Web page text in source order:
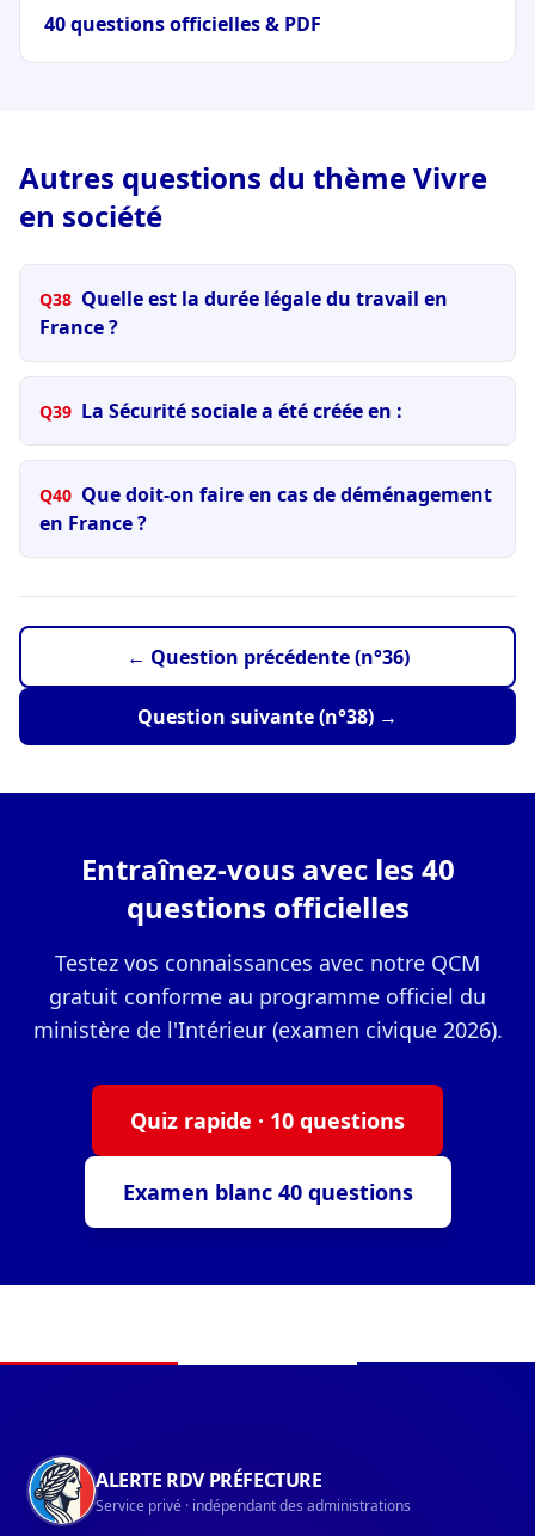
40 questions officielles & PDF
Autres questions du thème Vivre
en société
Q38 Quelle est la durée légale du travail en
France ?
Q39 La Sécurité sociale a été créée en :
Q40 Que doit-on faire en cas de déménagement
en France ?
← Question précédente (n°36)
Question suivante (n°38) →
Entraînez-vous avec les 40
questions officielles
Testez vos connaissances avec notre QCM
gratuit conforme au programme officiel du
ministère de l'Intérieur (examen civique 2026).
Quiz rapide · 10 questions
Examen blanc 40 questions
ALERTE RDV PRÉFECTURE
Service privé · indépendant des administrations